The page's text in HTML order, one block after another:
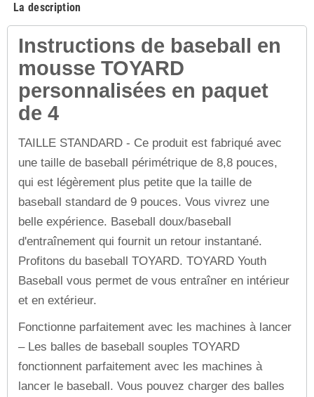
La description
Instructions de baseball en
mousse TOYARD
personnalisées en paquet
de 4
TAILLE STANDARD - Ce produit est fabriqué avec
une taille de baseball périmétrique de 8,8 pouces,
qui est légèrement plus petite que la taille de
baseball standard de 9 pouces. Vous vivrez une
belle expérience. Baseball doux/baseball
d'entraînement qui fournit un retour instantané.
Profitons du baseball TOYARD. TOYARD Youth
Baseball vous permet de vous entraîner en intérieur
et en extérieur.
Fonctionne parfaitement avec les machines à lancer
– Les balles de baseball souples TOYARD
fonctionnent parfaitement avec les machines à
lancer le baseball. Vous pouvez charger des balles